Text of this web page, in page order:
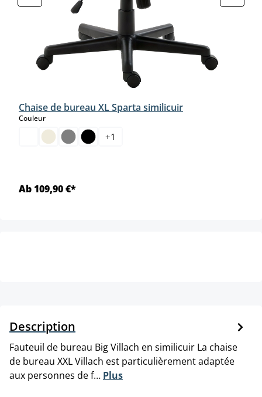
Chaise de bureau XL Sparta similicuir
Couleurselect
+1
Ab 109,90 €*
Description
Fauteuil de bureau Big Villach en similicuir La chaise
de bureau XXL Villach est particulièrement adaptée
aux personnes de f… Plus